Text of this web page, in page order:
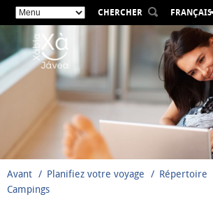
CHERCHER
FRANÇAIS
ESPAÑOL
VALENCIÀ
ENGLISH
DEUTSCH
РУССКИЙ
Avant Planifiez votre voyage Répertoire
Campings